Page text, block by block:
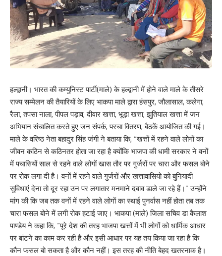
हल्द्वानी। भारत की कम्युनिस्ट पार्टी(माले) के हल्द्वानी में होने वाले माले के तीसरे
राज्य सम्मेलन की तैयारियों के लिए भाकपा माले द्वारा हंसपुर, जौलासाल, कलेगा,
रैला, तपसा नाला, पीपल पड़ाव, दीवार खत्ता, भूड़ा खत्ता, झुतियाल खत्ता में जन
अभियान संचालित करते हुए जन संपर्क, परचा वितरण, बैठकें आयोजित की गई।
माले के वरिष्ठ नेता बहादुर सिंह जंगी ने बताया कि, “खत्तों में रहने वाले लोगों का
जीवन कठिन से कठिनतर होता जा रहा है क्योंकि भाजपा की धामी सरकार ने वनों
में पचासियों साल से रहने वाले लोगों खास तौर पर गुर्जरों पर चारा और फसल बोने
पर रोक लगा दी है। वनों में रहने वाले गुर्जरों और खत्तावासियो को बुनियादी
सुविधाएं देना तो दूर रहा उन पर लगातार मनमाने दबाव डाले जा रहे हैं।” उन्होंने
मांग की कि जब तक वनों में रहने वाले लोगों का स्थाई पुनर्वास नहीं होता तब तक
चारा फसल बोने में लगी रोक हटाई जाए। भाकपा (माले) जिला सचिव डा कैलाश
पाण्डेय ने कहा कि, “पूरे देश की तरह भाजपा खत्तों में भी लोगों को धार्मिक आधार
पर बांटने का काम कर रही है और इसी आधार पर यह तय किया जा रहा है कि
कौन फसल बो सकता है और कौन नहीं। इस तरह की नीति बेहद खतरनाक है।